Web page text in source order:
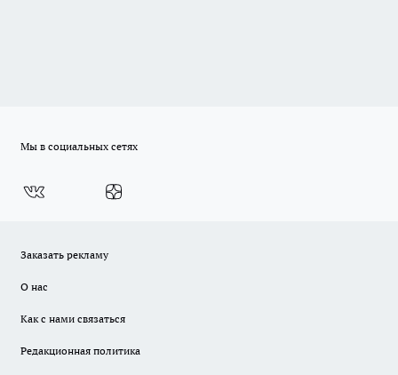
Мы в социальных сетях
Заказать рекламу
О нас
Как с нами связаться
Редакционная политика